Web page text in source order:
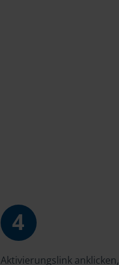
4
Aktivierungslink anklicken,